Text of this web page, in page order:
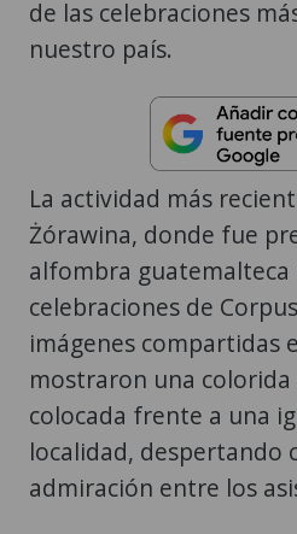
de las celebraciones
nuestro país.
La actividad más
Żórawina, donde fue
alfombra
celebraciones de
imágenes compartidas
mostraron una
colocada frente a una
localidad, despertando
admiración entre los